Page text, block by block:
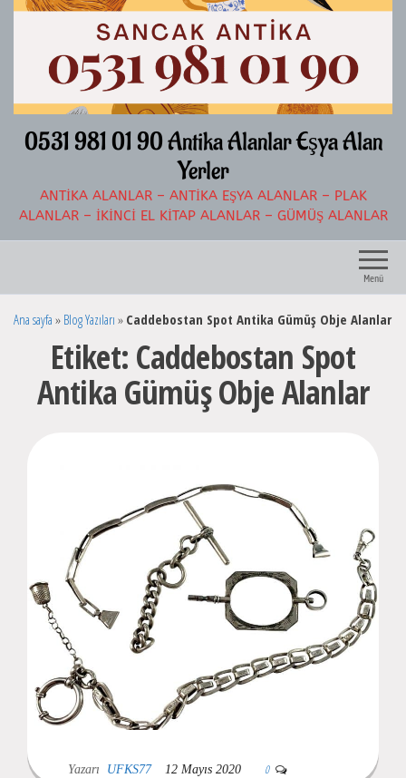
İçeriğe
0531 981 01 90 Antika Alanlar Eşya Alan
Yerler
ANTIKA ALANLAR – ANTIKA EŞYA ALANLAR – PLAK
ALANLAR – İKINCI EL KITAP ALANLAR – GÜMÜŞ ALANLAR
Menü
Ana sayfa » Blog Yazıları » Caddebostan Spot Antika Gümüş Obje Alanlar
Etiket: Caddebostan Spot
Antika Gümüş Obje Alanlar
Yazarı UFKS77 12 Mayıs 2020 0